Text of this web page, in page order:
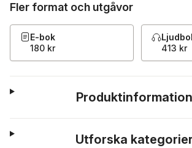
Fler format och utgåvor
E-bok
180 kr
413 kr
Produktinformation
Utforska kategorier